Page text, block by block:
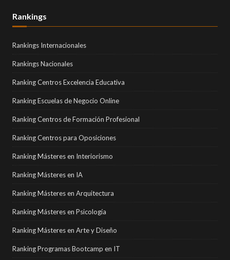
Rankings
Rankings Internacionales
Rankings Nacionales
Ranking Centros Excelencia Educativa
Ranking Escuelas de Negocio Online
Ranking Centros de Formación Profesional
Ranking Centros para Oposiciones
Ranking Másteres en Interiorismo
Ranking Másteres en IA
Ranking Másteres en Arquitectura
Ranking Másteres en Psicología
Ranking Másteres en Arte y Diseño
Ranking Programas Bootcamp en IT